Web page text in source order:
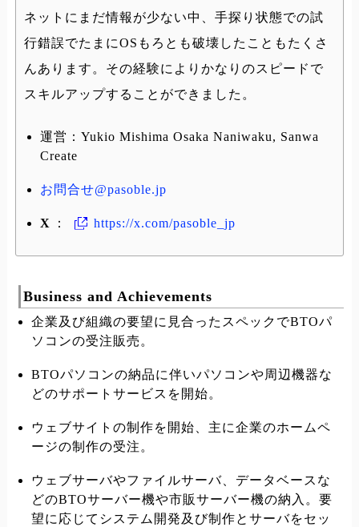
ネットにまだ情報が少ない中、手探り状態での試
行錯誤でたまにOSもろとも破壊したこともたくさ
んあります。その経験によりかなりのスピードで
スキルアップすることができました。
運営：Yukio Mishima Osaka Naniwaku, Sanwa
Create
お問合せ@pasoble.jp
X ： https://x.com/pasoble_jp
Business and Achievements
企業及び組織の要望に見合ったスペックでBTOパ
ソコンの受注販売。
BTOパソコンの納品に伴いパソコンや周辺機器な
どのサポートサービスを開始。
ウェブサイトの制作を開始、主に企業のホームペ
ージの制作の受注。
ウェブサーバやファイルサーバ、データベースな
どのBTOサーバー機や市販サーバー機の納入。要
望に応じてシステム開発及び制作とサーバをセッ